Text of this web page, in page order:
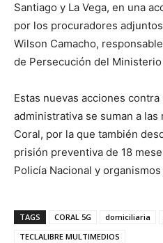
Santiago y La Vega, en una
por los procuradores
Wilson Camacho,
de Persecución del
Estas nuevas acciones
administrativa se suman a
Coral, por la que también
prisión preventiva de 18
Policía Nacional y
TAGS CORAL 5G domiciliaria
TECLALIBRE MULTIMEDIOS